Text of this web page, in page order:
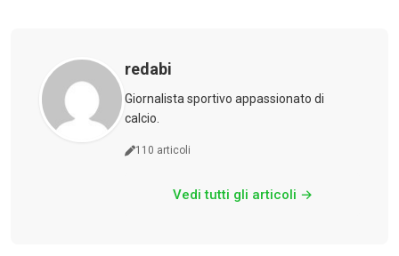
redabi
Giornalista sportivo appassionato di
calcio.
110 articoli
Vedi tutti gli articoli →